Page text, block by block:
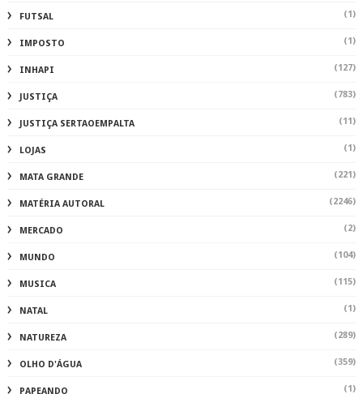
FUTSAL (1)
IMPOSTO (1)
INHAPI (127)
JUSTIÇA (783)
JUSTIÇA SERTAOEMPALTA (11)
LOJAS (1)
MATA GRANDE (221)
MATÉRIA AUTORAL (2246)
MERCADO (2)
MUNDO (104)
MUSICA (115)
NATAL (1)
NATUREZA (289)
OLHO D'ÁGUA (359)
PAPEANDO (1)